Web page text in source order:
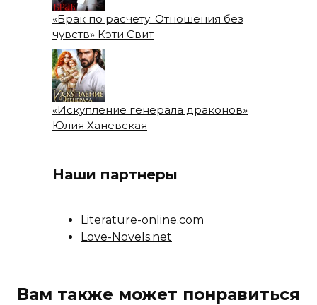
«Брак по расчету. Отношения без
чувств» Кэти Свит
«Искупление генерала драконов»
Юлия Ханевская
Наши партнеры
Literature-online.com
Love-Novels.net
Вам также может понравиться